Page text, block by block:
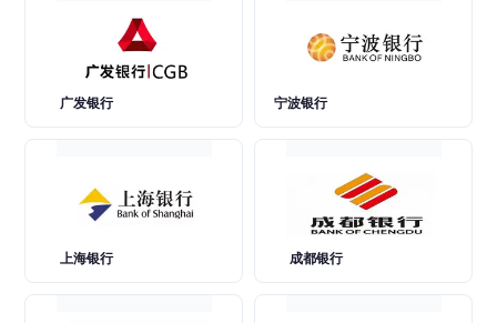
广发银行 宁波银行
上海银行 成都银行